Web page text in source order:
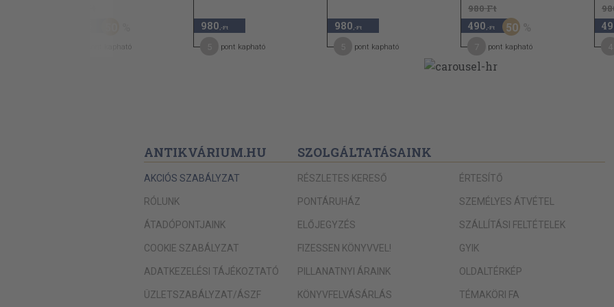
pont kapható
980 ,-Ft
pont kapható
980 ,-Ft
pont kapható
980 Ft
490 ,-Ft 50
pont kapható
ANTIKVÁRIUM.HU
AKCIÓS SZABÁLYZAT
RÓLUNK
ÁTADÓPONTJAINK
COOKIE SZABÁLYZAT
ADATKEZELÉSI TÁJÉKOZTATÓ
ÜZLETSZABÁLYZAT/ÁSZF
SZOLGÁLTATÁSAINK
RÉSZLETES KERESŐ
PONTÁRUHÁZ
ELŐJEGYZÉS
FIZESSEN KÖNYVVEL!
PILLANATNYI ÁRAINK
KÖNYVFELVÁSÁRLÁS
ÉRTESÍTŐ
SZEMÉLYES ÁTVÉTEL
SZÁLLÍTÁSI FELTÉTELEK
GYIK
OLDALTÉRKÉP
TÉMAKÖRI FA